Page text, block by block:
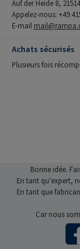
Auf der Heide 8,
Appelez-nous: +49
E-mail
Achats sécurisés
Plusieurs fois
Bonne idée.
En tant qu'expert,
En tant que
Car nous